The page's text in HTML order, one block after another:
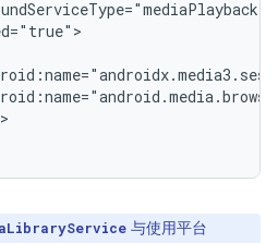
与使用平台